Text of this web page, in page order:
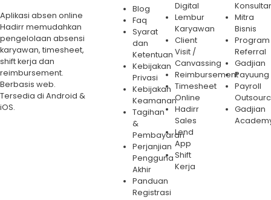
Aplikasi absen online
Hadirr memudahkan
pengelolaan absensi
karyawan, timesheet,
shift kerja dan
reimbursement.
Berbasis web.
Tersedia di Android &
iOS.
Blog
Faq
Syarat
dan
Ketentuan
Kebijakan
Privasi
Kebijakan
Keamanan
Tagihan
&
Pembayaran
Perjanjian
Pengguna
Akhir
Panduan
Registrasi
Digital
Lembur
Karyawan
Client
Visit /
Canvassing
Reimbursement
Timesheet
Online
Hadirr
Sales
Lend
App
Shift
Kerja
Mitra
Bisnis
Program
Referral
Gadjian
Payuung
Payroll
Gadjian